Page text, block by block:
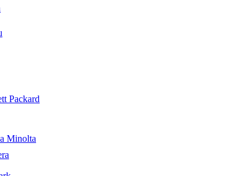
Packard
Minolta